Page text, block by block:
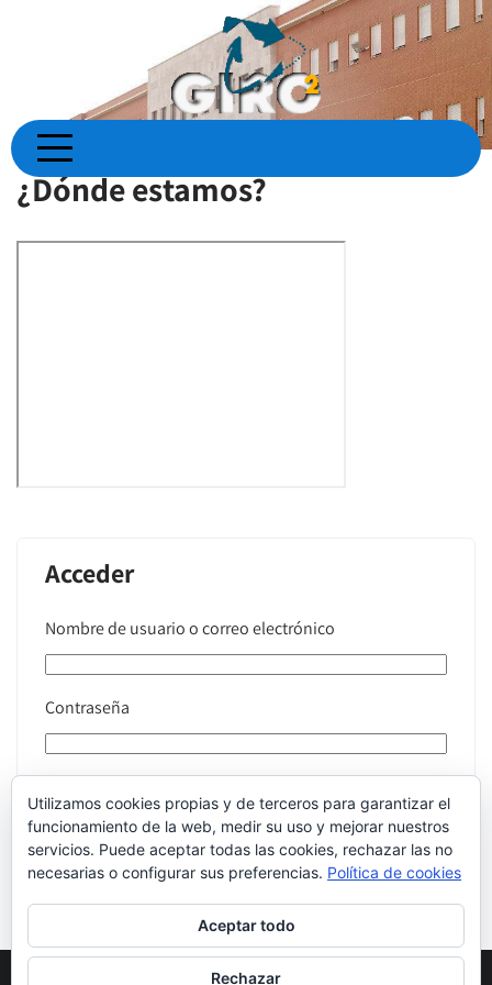
¿Dónde estamos?
Acceder
Nombre de usuario o correo electrónico
Contraseña
Recuérdame
Acceder
Utilizamos cookies propias y de terceros para garantizar el
funcionamiento de la web, medir su uso y mejorar nuestros
servicios. Puede aceptar todas las cookies, rechazar las no
necesarias o configurar sus preferencias. Política de cookies
Aceptar todo
Rechazar